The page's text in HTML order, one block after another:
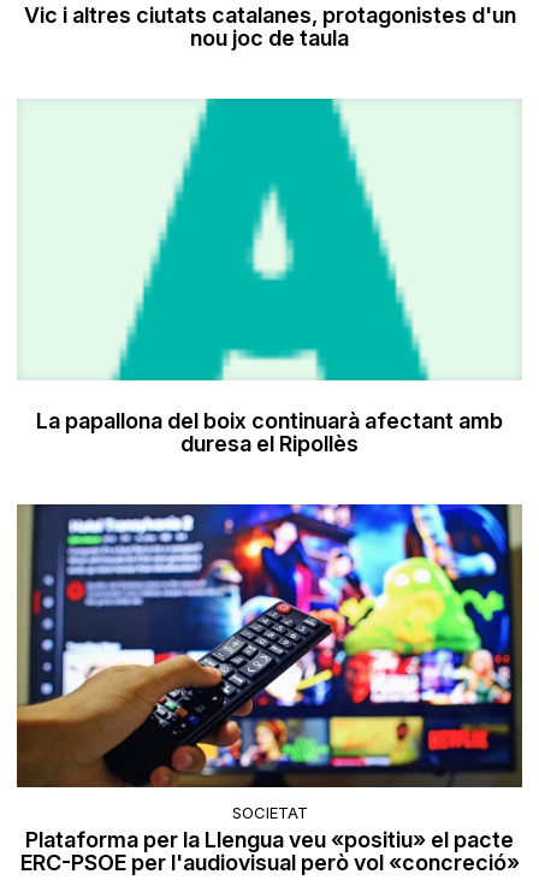
Vic i altres ciutats catalanes, protagonistes d'un
nou joc de taula
La papallona del boix continuarà afectant amb
duresa el Ripollès
SOCIETAT
Plataforma per la Llengua veu «positiu» el pacte
ERC-PSOE per l'audiovisual però vol «concreció»